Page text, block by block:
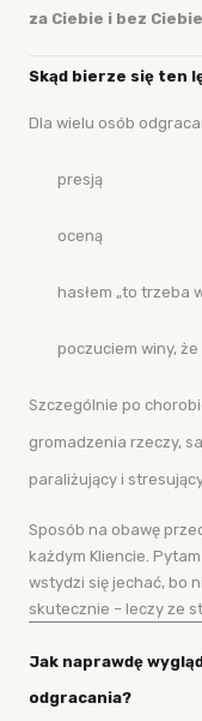
za Ciebie i bez Ciebie
Skąd bierze się ten
Dla wielu osób
presją
oceną
hasłem „to trzeba
poczuciem winy,
Szczególnie po
gromadzenia rzeczy,
paraliżujący i
Sposób na obawę
każdym Kliencie.
wstydzi się jechać, bo
skutecznie – leczy ze
Jak naprawdę
odgracania?